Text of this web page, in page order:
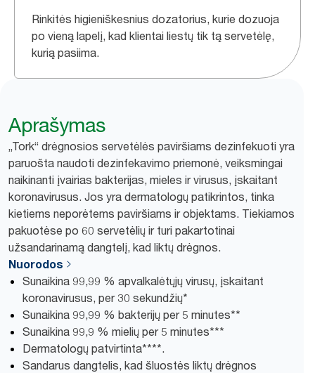
Rinkitės higieniškesnius dozatorius, kurie dozuoja
po vieną lapelį, kad klientai liestų tik tą servetėlę,
kurią pasiima.
Aprašymas
„Tork“ drėgnosios servetėlės paviršiams dezinfekuoti yra
paruošta naudoti dezinfekavimo priemonė, veiksmingai
naikinanti įvairias bakterijas, mieles ir virusus, įskaitant
koronavirusus. Jos yra dermatologų patikrintos, tinka
kietiems neporėtems paviršiams ir objektams. Tiekiamos
pakuotėse po 60 servetėlių ir turi pakartotinai
užsandarinamą dangtelį, kad liktų drėgnos.
Nuorodos
Sunaikina 99,99 % apvalkalėtųjų virusų, įskaitant
koronavirusus, per 30 sekundžių*
Sunaikina 99,99 % bakterijų per 5 minutes**
Sunaikina 99,9 % mielių per 5 minutes***
Dermatologų patvirtinta****.
Sandarus dangtelis, kad šluostės liktų drėgnos